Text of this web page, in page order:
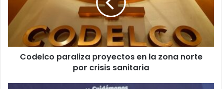
zona
norte
crisis
sanitaria
Codelco paraliza proyectos en la zona norte
por crisis sanitaria